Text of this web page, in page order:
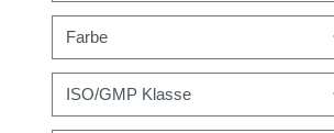
Farbe
ISO/GMP Klasse